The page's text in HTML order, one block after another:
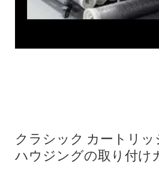
クラシック カートリッ
ハウジングの取り付け